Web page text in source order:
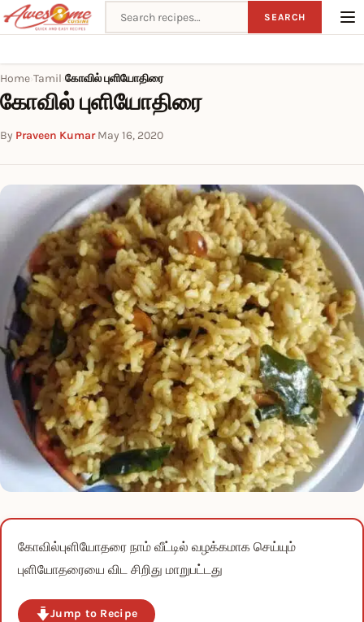
Search recipes SEARCH
Home Tamil கோவில் புளியோதிரை
கோவில் புளியோதிரை
By Praveen Kumar·May 16, 2020
கோவில்புளியோதரை நாம் வீட்டில் வழக்கமாக செய்யும்
புளியோதரையை விட சிறிது மாறுபட்டது
Jump to Recipe